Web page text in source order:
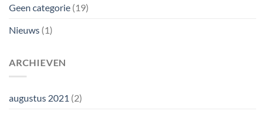
Geen categorie (19)
Nieuws (1)
ARCHIEVEN
augustus 2021 (2)